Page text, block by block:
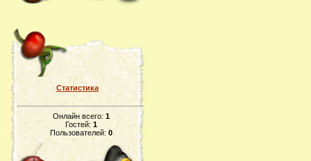
Статистика
Онлайн всего: 1
Гостей: 1
Пользователей: 0